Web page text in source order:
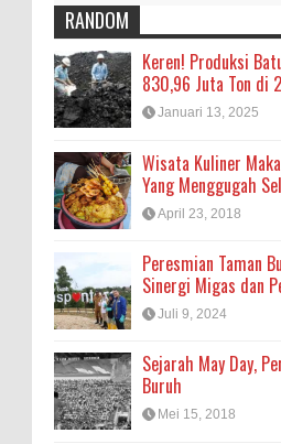
RANDOM
Keren! Produksi
830,96 Juta Ton di
Januari 13, 2025
Wisata Kuliner
Yang Menggugah
April 23, 2018
Peresmian Taman
Sinergi Migas dan
Juli 9, 2024
Sejarah May Day,
Buruh
Mei 15, 2018